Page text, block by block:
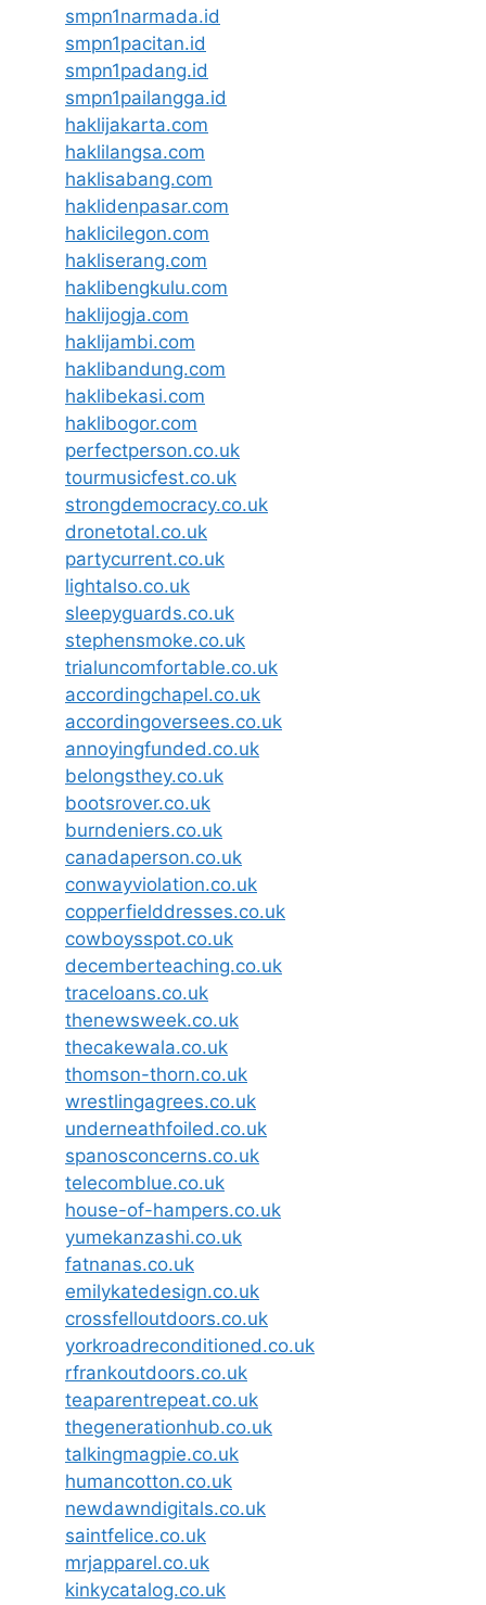
smpn1narmada.id
smpn1pacitan.id
smpn1padang.id
smpn1pailangga.id
haklijakarta.com
haklilangsa.com
haklisabang.com
haklidenpasar.com
haklicilegon.com
hakliserang.com
haklibengkulu.com
haklijogja.com
haklijambi.com
haklibandung.com
haklibekasi.com
haklibogor.com
perfectperson.co.uk
tourmusicfest.co.uk
strongdemocracy.co.uk
dronetotal.co.uk
partycurrent.co.uk
lightalso.co.uk
sleepyguards.co.uk
stephensmoke.co.uk
trialuncomfortable.co.uk
accordingchapel.co.uk
accordingoversees.co.uk
annoyingfunded.co.uk
belongsthey.co.uk
bootsrover.co.uk
burndeniers.co.uk
canadaperson.co.uk
conwayviolation.co.uk
copperfielddresses.co.uk
cowboysspot.co.uk
decemberteaching.co.uk
traceloans.co.uk
thenewsweek.co.uk
thecakewala.co.uk
thomson-thorn.co.uk
wrestlingagrees.co.uk
underneathfoiled.co.uk
spanosconcerns.co.uk
telecomblue.co.uk
house-of-hampers.co.uk
yumekanzashi.co.uk
fatnanas.co.uk
emilykatedesign.co.uk
crossfelloutdoors.co.uk
yorkroadreconditioned.co.uk
rfrankoutdoors.co.uk
teaparentrepeat.co.uk
thegenerationhub.co.uk
talkingmagpie.co.uk
humancotton.co.uk
newdawndigitals.co.uk
saintfelice.co.uk
mrjapparel.co.uk
kinkycatalog.co.uk